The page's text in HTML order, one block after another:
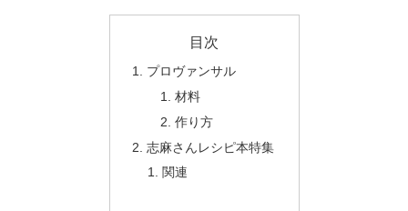
目次
プロヴァンサル
材料
作り方
志麻さんレシピ本特集
関連